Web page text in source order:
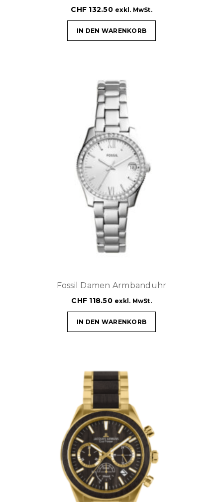
CHF 132.50 exkl. MwSt.
IN DEN WARENKORB
Fossil Damen Armbanduhr
CHF 118.50 exkl. MwSt.
IN DEN WARENKORB